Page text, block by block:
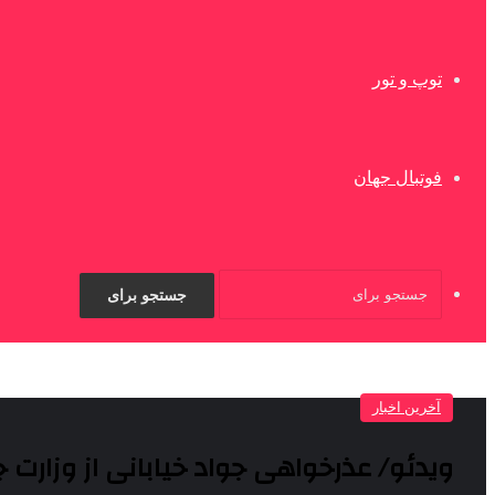
توپ و تور
فوتبال جهان
جستجو برای
آخرین اخبار
ویدئو/ عذرخواهی جواد خیابانی از